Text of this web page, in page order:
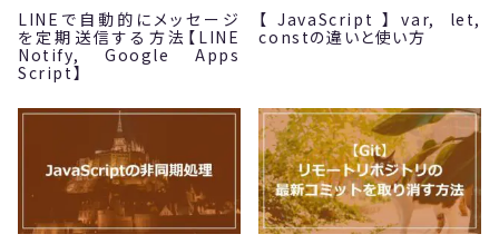
LINEで自動的にメッセージ
を定期送信する方法【LINE
Notify, Google Apps
Script】
【JavaScript】var, let,
constの違いと使い方